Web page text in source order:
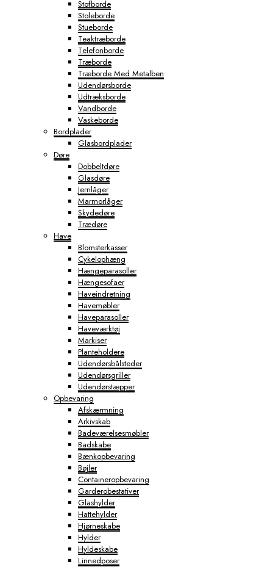
Stofborde
Stoleborde
Stueborde
Teaktræborde
Telefonborde
Træborde
Træborde Med Metalben
Udendørsborde
Udtræksborde
Vandborde
Vaskeborde
Bordplader
Glasbordplader
Døre
Dobbeltdøre
Glasdøre
Jernlåger
Marmorlåger
Skydedøre
Trædøre
Have
Blomsterkasser
Cykelophæng
Hængeparasoller
Hængesofaer
Haveindretning
Havemøbler
Haveparasoller
Haveværktøj
Markiser
Planteholdere
Udendørsbålsteder
Udendørsgriller
Udendørstæpper
Opbevaring
Afskærmning
Arkivskab
Badeværelsesmøbler
Badskabe
Bænkopbevaring
Bøjler
Containeropbevaring
Garderobestativer
Glashylder
Hattehylder
Hjørneskabe
Hylder
Hyldeskabe
Linnedposer